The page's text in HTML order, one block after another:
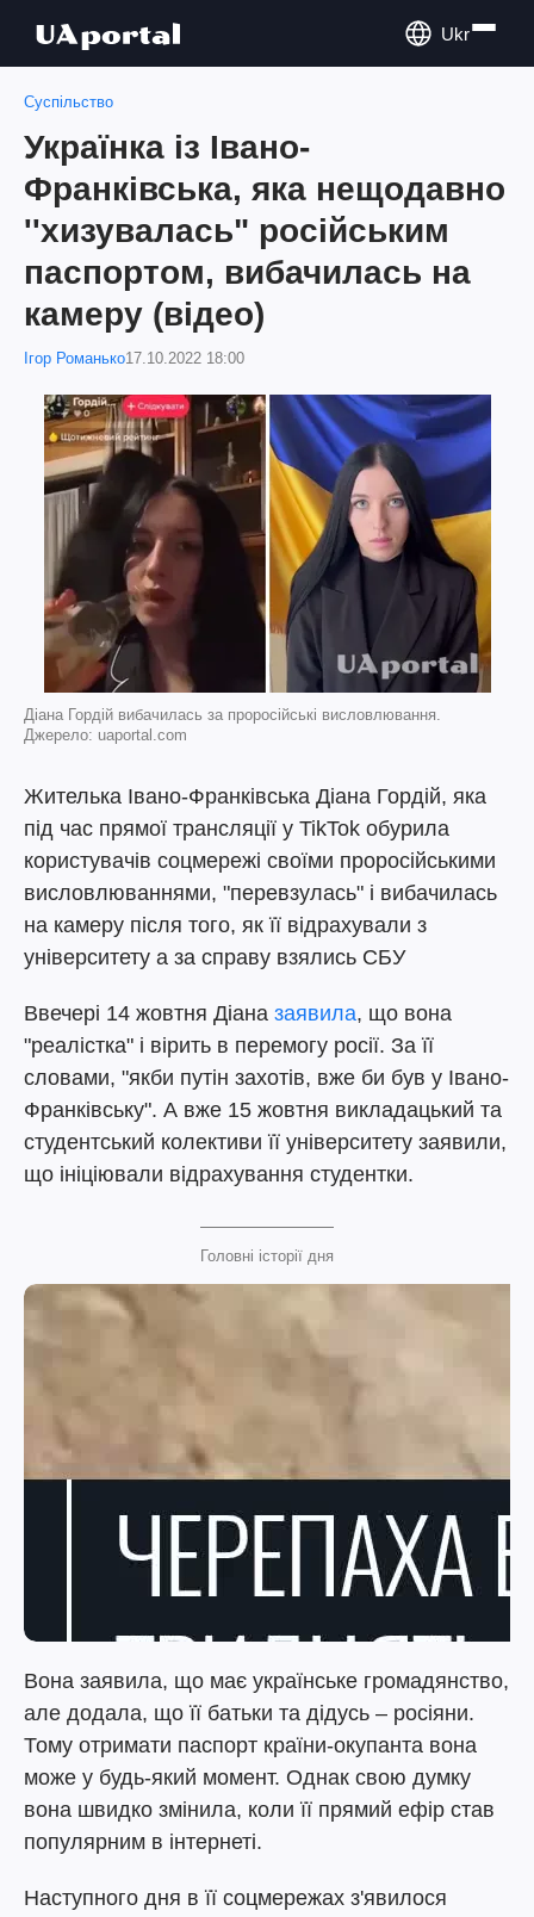
Ukr
Суспільство
Українка із Івано-
Франківська, яка нещодавно
''хизувалась" російським
паспортом, вибачилась на
камеру (відео)
Ігор Романько17.10.2022 18:00
Діана Гордій вибачилась за проросійські висловлювання.
Джерело: uaportal.com
Жителька Івано-Франківська Діана Гордій, яка
під час прямої трансляції у TikTok обурила
користувачів соцмережі своїми проросійськими
висловлюваннями, "перевзулась" і вибачилась
на камеру після того, як її відрахували з
університету а за справу взялись СБУ
Ввечері 14 жовтня Діана заявила, що вона
"реалістка" і вірить в перемогу росії. За її
словами, "якби путін захотів, вже би був у Івано-
Франківську". А вже 15 жовтня викладацький та
студентський колективи її університету заявили,
що ініціювали відрахування студентки.
Головні історії дня
Вона заявила, що має українське громадянство,
але додала, що її батьки та дідусь – росіяни.
Тому отримати паспорт країни-окупанта вона
може у будь-який момент. Однак свою думку
вона швидко змінила, коли її прямий ефір став
популярним в інтернеті.
Наступного дня в її соцмережах з'явилося